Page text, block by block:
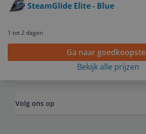
SteamGlide Elite - Blue
1 tot 2 dagen
Ga naar goedkoopste
Bekijk alle prijzen
Service
Algemeen
Volg ons op